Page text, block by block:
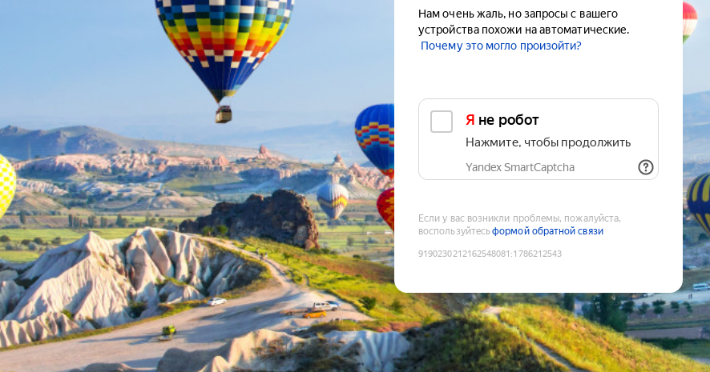
Нам очень жаль, но запросы с вашего
устройства похожи на автоматические.
Почему это могло произойти?
Я не робот
Нажмите, чтобы продолжить
Yandex SmartCaptcha
Если у вас возникли проблемы, пожалуйста,
воспользуйтесьформой обратной связи
9190230212162548081 :1786212543